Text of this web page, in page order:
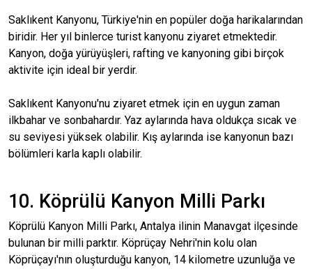
Saklıkent Kanyonu, Türkiye'nin en popüler doğa harikalarından
biridir. Her yıl binlerce turist kanyonu ziyaret etmektedir.
Kanyon, doğa yürüyüşleri, rafting ve kanyoning gibi birçok
aktivite için ideal bir yerdir.
Saklıkent Kanyonu'nu ziyaret etmek için en uygun zaman
ilkbahar ve sonbahardır. Yaz aylarında hava oldukça sıcak ve
su seviyesi yüksek olabilir. Kış aylarında ise kanyonun bazı
bölümleri karla kaplı olabilir.
10. Köprülü Kanyon Milli Parkı
Köprülü Kanyon Milli Parkı, Antalya ilinin Manavgat ilçesinde
bulunan bir milli parktır. Köprüçay Nehri'nin kolu olan
Köprüçayı'nın oluşturduğu kanyon, 14 kilometre uzunluğa ve